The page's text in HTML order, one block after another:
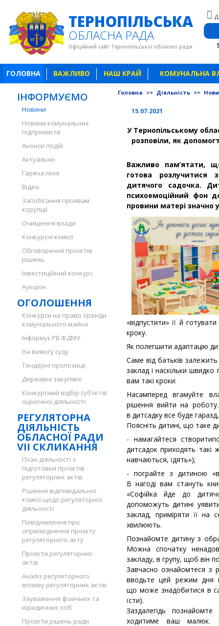
ТЕРНОПІЛЬСЬКА
ОБЛАСНА РАДА
Офіційний сайт Тернопільської обласної ради
ГОЛОВНА ВАЖЛИВО НАШ КРАЙ КОМУНАЛЬНА
ІНФОРМУЄМО
Новини
Новини комунальних
підприємств
Анонси подій
Актуально
Гаряча лінія
Відео
Запобігання проявам
корупції
Очищення влади
Конкурсні комісії
Обговорення проєктів
рішень
Інвестиційний конкурс
Аукціон
ОГОЛОШЕННЯ
Конкурси на право оренди
комунального майна
Інформує РВ ФДМУ
На вимогу суду
Тендерні пропозиції
Державні закупівлі
Конкурсний відбір суб’єктів
оціночної діяльності
РЕГУЛЯТОРНА
ДІЯЛЬНІСТЬ
ОБЛАСНОЇ РАДИ
VII СКЛИКАННЯ
План діяльності з
підготовки проєктів
регуляторних актів
Рішення відповідальної
комісії щодо регуляторної
діяльності
Повідомлення про
оприлюднення проєкту
регуляторного акту
Проєкти регуляторних
актів
Аналіз регуляторного
впливу регуляторних актів
Зауваження фізичних та
юридичних осіб
Проєкти рішень ради
Головна >> Діяльність >>
15.07.2021
У Тернопільському
розповіли, як
Важливо пам’ятати,
готова
дитячого садочка.
психоемоційний фон
провини матері значно
«відпустити» її й
кроку.
Як полегшити адаптацію
Саме від батьків
заклад і наскільки
вам такі кроки:
Насамперед вгамуйте
рішення вийти на
в дитсадку все буде
Поясніть дитині, що таке
- намагайтеся
дитсадок приходять
навчаються, їдять»);
- пограйте з дитиною
В нагоді вам стануть
«Софійка йде до
допоможуть дитині
заклад, приміряти її на
хвилюють.
Познайомте дитину з
Можна спочатку
закладу, в групу, щоб він
Завчасно ознайомтеся з
вводьте цей режим дня
що може знадобитися в
їсти).
Заздалегідь
ходитиме ваш малюк.